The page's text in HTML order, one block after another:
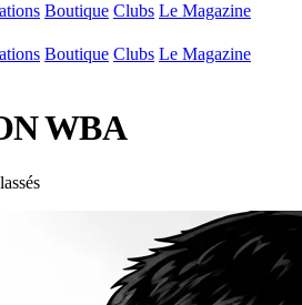
Boutique Clubs Le Magazine
Boutique Clubs Le Magazine
WBA